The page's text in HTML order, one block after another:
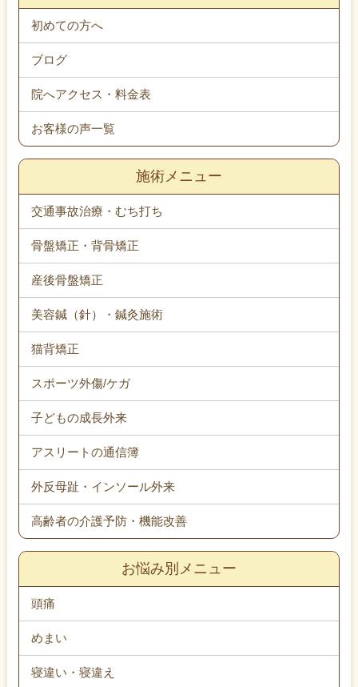
初めての方へ
ブログ
院へアクセス・料金表
お客様の声一覧
施術メニュー
交通事故治療・むち打ち
骨盤矯正・背骨矯正
産後骨盤矯正
美容鍼（針）・鍼灸施術
猫背矯正
スポーツ外傷/ケガ
子どもの成長外来
アスリートの通信簿
外反母趾・インソール外来
高齢者の介護予防・機能改善
お悩み別メニュー
頭痛
めまい
寝違い・寝違え